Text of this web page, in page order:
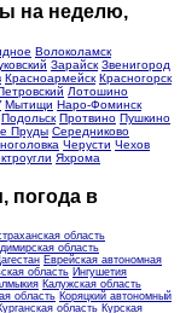
на неделю,
Волоколамск
Зарайск Звенигород
Красноармейск Красногорск
Лотошино
Мытищи Наро-Фоминск
Подольск Протвино Пушкино
Пруды Середниково
Черусти Чехов
Яхрома
погода в
область
область
Еврейская автономная
область Ингушетия
Калужская область
область Коряцкий автономный
область Курская